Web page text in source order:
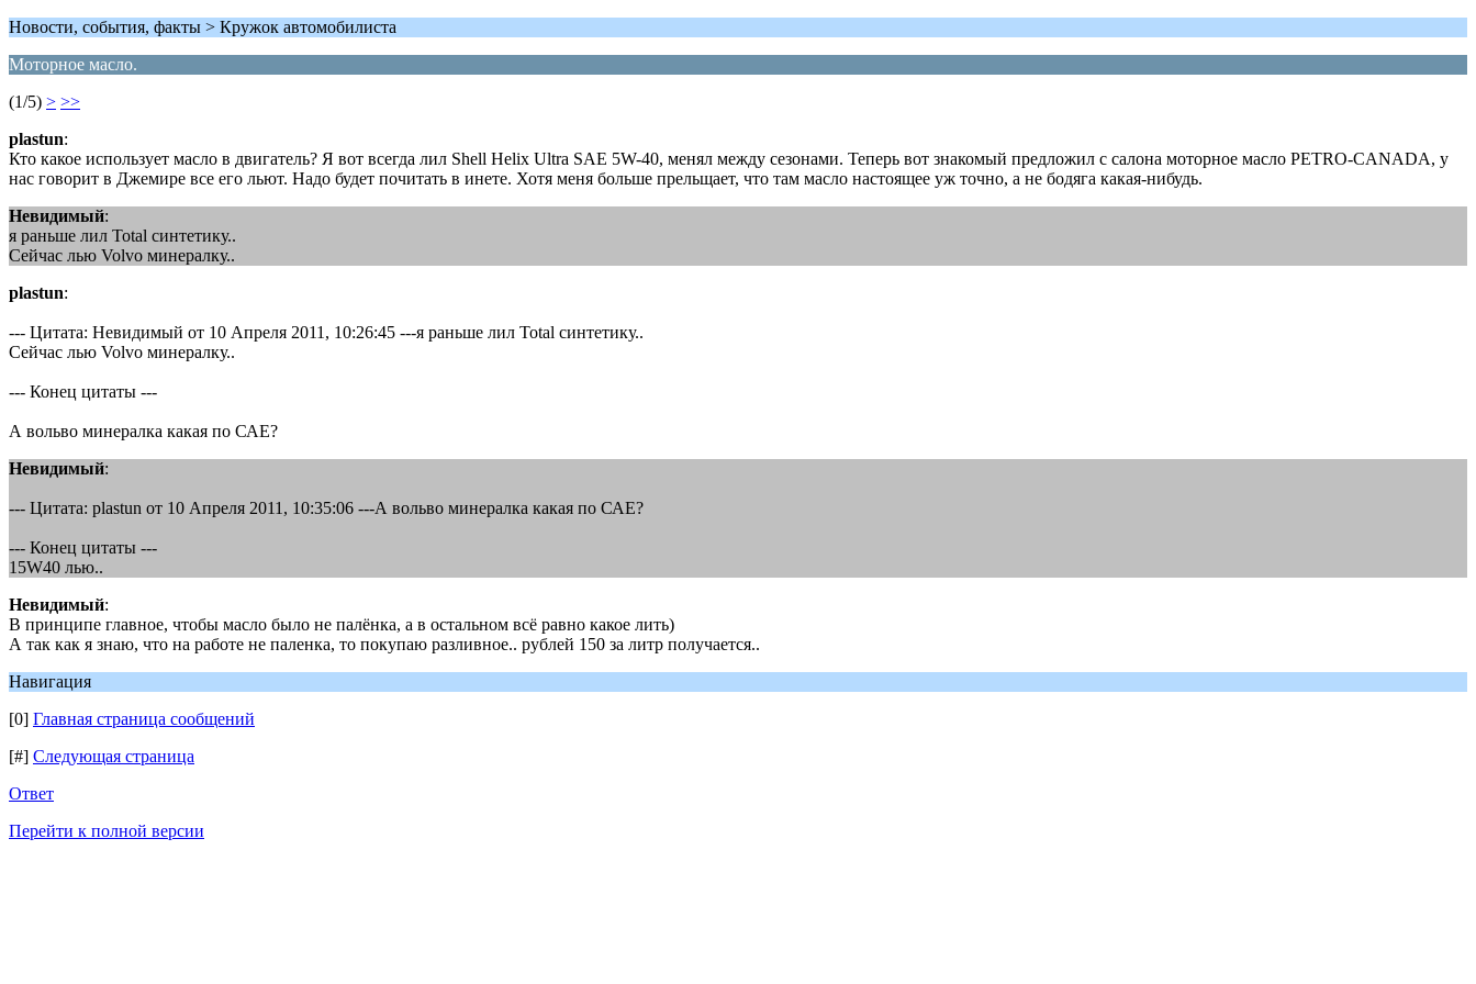
Новости, события, факты > Кружок автомобилиста
Моторное масло.
(1/5) > >>
plastun:
Кто какое использует масло в двигатель? Я вот всегда лил Shell Helix Ultra SAE 5W-40, менял между сезонами. Теперь вот знакомый предложил с салона моторное масло PETRO-CANADA, у
нас говорит в Джемире все его льют. Надо будет почитать в инете. Хотя меня больше прельщает, что там масло настоящее уж точно, а не бодяга какая-нибудь.
Невидимый:
я раньше лил Total синтетику..
Сейчас лью Volvo минералку..
plastun:
--- Цитата: Невидимый от 10 Апреля 2011, 10:26:45 ---я раньше лил Total синтетику..
Сейчас лью Volvo минералку..
--- Конец цитаты ---
А вольво минералка какая по САЕ?
Невидимый:
--- Цитата: plastun от 10 Апреля 2011, 10:35:06 ---А вольво минералка какая по САЕ?
--- Конец цитаты ---
15W40 лью..
Невидимый:
В принципе главное, чтобы масло было не палёнка, а в остальном всё равно какое лить)
А так как я знаю, что на работе не паленка, то покупаю разливное.. рублей 150 за литр получается..
Навигация
[0] Главная страница сообщений
[#] Следующая страница
Ответ
Перейти к полной версии